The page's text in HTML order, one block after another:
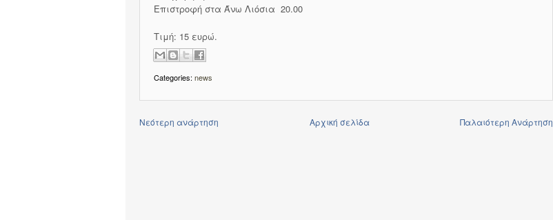
Επιστροφή στα Άνω Λιόσια 20.00
Τιμή: 15 ευρώ.
Categories: news
Νεότερη ανάρτηση Παλαιότερη Ανάρτηση
Αρχική σελίδα